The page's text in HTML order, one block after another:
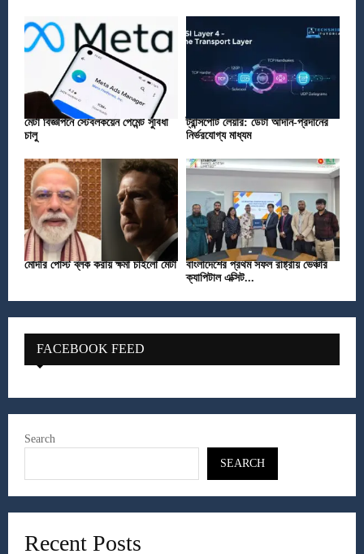
মেটা বিজ্ঞাপনে স্টেবলকয়েন পেমেন্ট সুবিধা
চালু
ট্রান্সপোর্ট লেয়ার: ডেটা আদান-প্রদানের
নির্ভরযোগ্য মাধ্যম
মোদীর পোস্ট ব্লক করায় ক্ষমা চাইলো মেটা
বাংলাদেশের প্রথম সফল রাষ্ট্রীয় ভেঞ্চার
ক্যাপিটাল এক্সিট...
FACEBOOK FEED
Search
SEARCH
Recent Posts